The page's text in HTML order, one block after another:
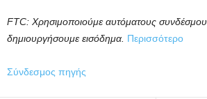
FTC: Χρησιμοποιούμε αυτόματους
δημιουργήσουμε εισόδημα. Περισσότερο
Σύνδεσμος πηγής